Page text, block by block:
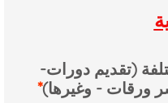
(تقديم دورات-
ورقات - وغيرها)